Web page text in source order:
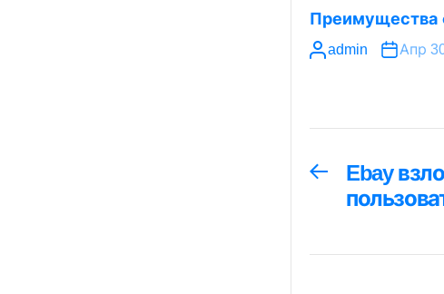
Преимущества
admin Апр
Навигация
Предыдущая
запись:
Ebay